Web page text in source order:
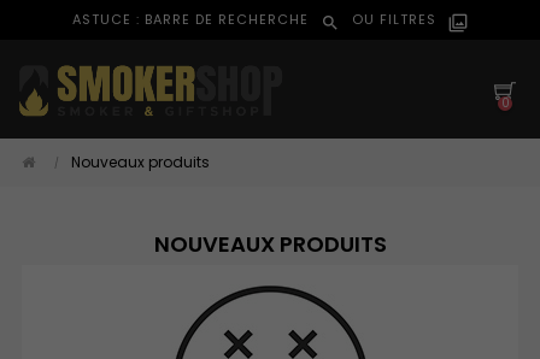
ASTUCE : BARRE DE RECHERCHE search OU FILTRES
0
Nouveaux produits
NOUVEAUX PRODUITS